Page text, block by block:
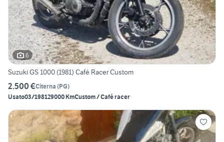
6
Suzuki GS 1000 (1981) Café Racer Custom
2.500 €Citerna (PG)
Usato03/198129000 KmCustom / Café racer